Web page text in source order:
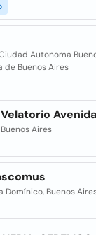
Autonoma
de Buenos Aires
Avenida
Aires
Domínico, Buenos